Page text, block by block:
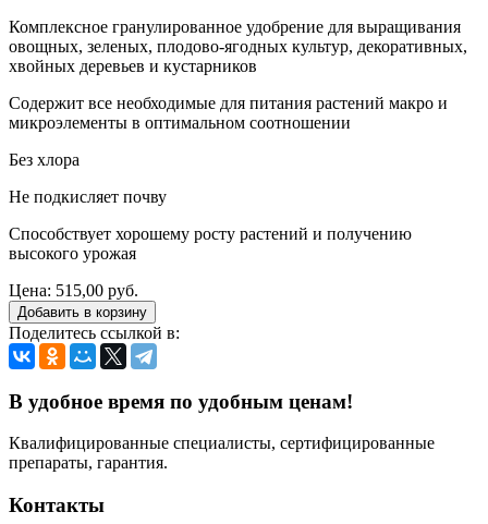
Комплексное гранулированное удобрение для выращивания
овощных, зеленых, плодово-ягодных культур, декоративных,
хвойных деревьев и кустарников
Содержит все необходимые для питания растений макро и
микроэлементы в оптимальном соотношении
Без хлора
Не подкисляет почву
Способствует хорошему росту растений и получению
высокого урожая
Цена: 515,00 руб.
Добавить в корзину
Поделитесь ссылкой в:
В удобное время по удобным ценам!
Квалифицированные специалисты, сертифицированные
препараты, гарантия.
Контакты